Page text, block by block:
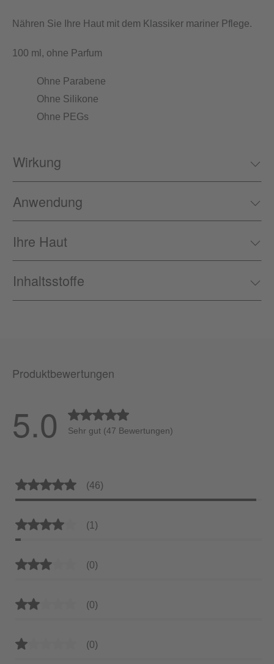
Nähren Sie Ihre Haut mit dem Klassiker mariner Pflege.
100 ml, ohne Parfum
Ohne Parabene
Ohne Silikone
Ohne PEGs
Wirkung
Anwendung
Ihre Haut
Inhaltsstoffe
Produktbewertungen
5.0 Durchschnittliche Bewertung von 4.9 von 5
Sehr gut (47 Bewertungen)
Durchschnittliche Bewertung von 5 von 5 Sternen
(46)
Durchschnittliche Bewertung von 4 von 5 Sternen
(1)
Durchschnittliche Bewertung von 3 von 5 Sternen
(0)
Durchschnittliche Bewertung von 2 von 5 Sternen
(0)
Durchschnittliche Bewertung von 1 von 5 Sternen
(0)